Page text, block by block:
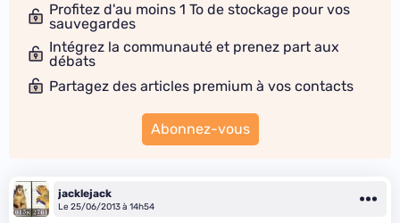
Profitez d'au moins 1 To de stockage pour vos
sauvegardes
Intégrez la communauté et prenez part aux
débats
Partagez des articles premium à vos contacts
Abonnez-vous
jacklejack
Le 25/06/2013 à 14h54